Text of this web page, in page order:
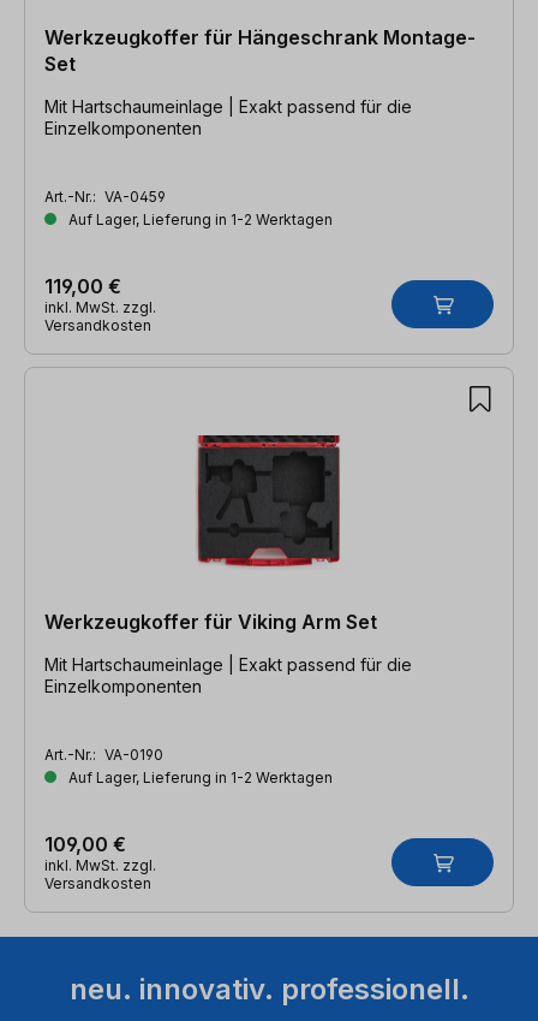
Werkzeugkoffer für Hängeschrank Montage-
Set
Mit Hartschaumeinlage | Exakt passend für die
Einzelkomponenten
Art.-Nr.: VA-0459
Auf Lager, Lieferung in 1-2 Werktagen
119,00 €
inkl. MwSt. zzgl.
Versandkosten
Werkzeugkoffer für Viking Arm Set
Mit Hartschaumeinlage | Exakt passend für die
Einzelkomponenten
Art.-Nr.: VA-0190
Auf Lager, Lieferung in 1-2 Werktagen
109,00 €
inkl. MwSt. zzgl.
Versandkosten
neu. innovativ. professionell.